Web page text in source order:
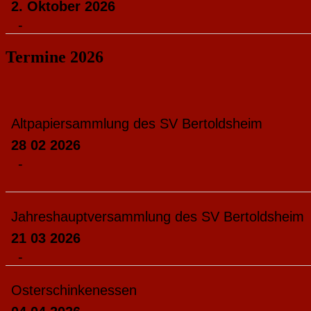
2. Oktober 2026
-
Termine 2026
Altpapiersammlung des SV Bertoldsheim
28 02 2026
-
Jahreshauptversammlung des SV Bertoldsheim
21 03 2026
-
Osterschinkenessen